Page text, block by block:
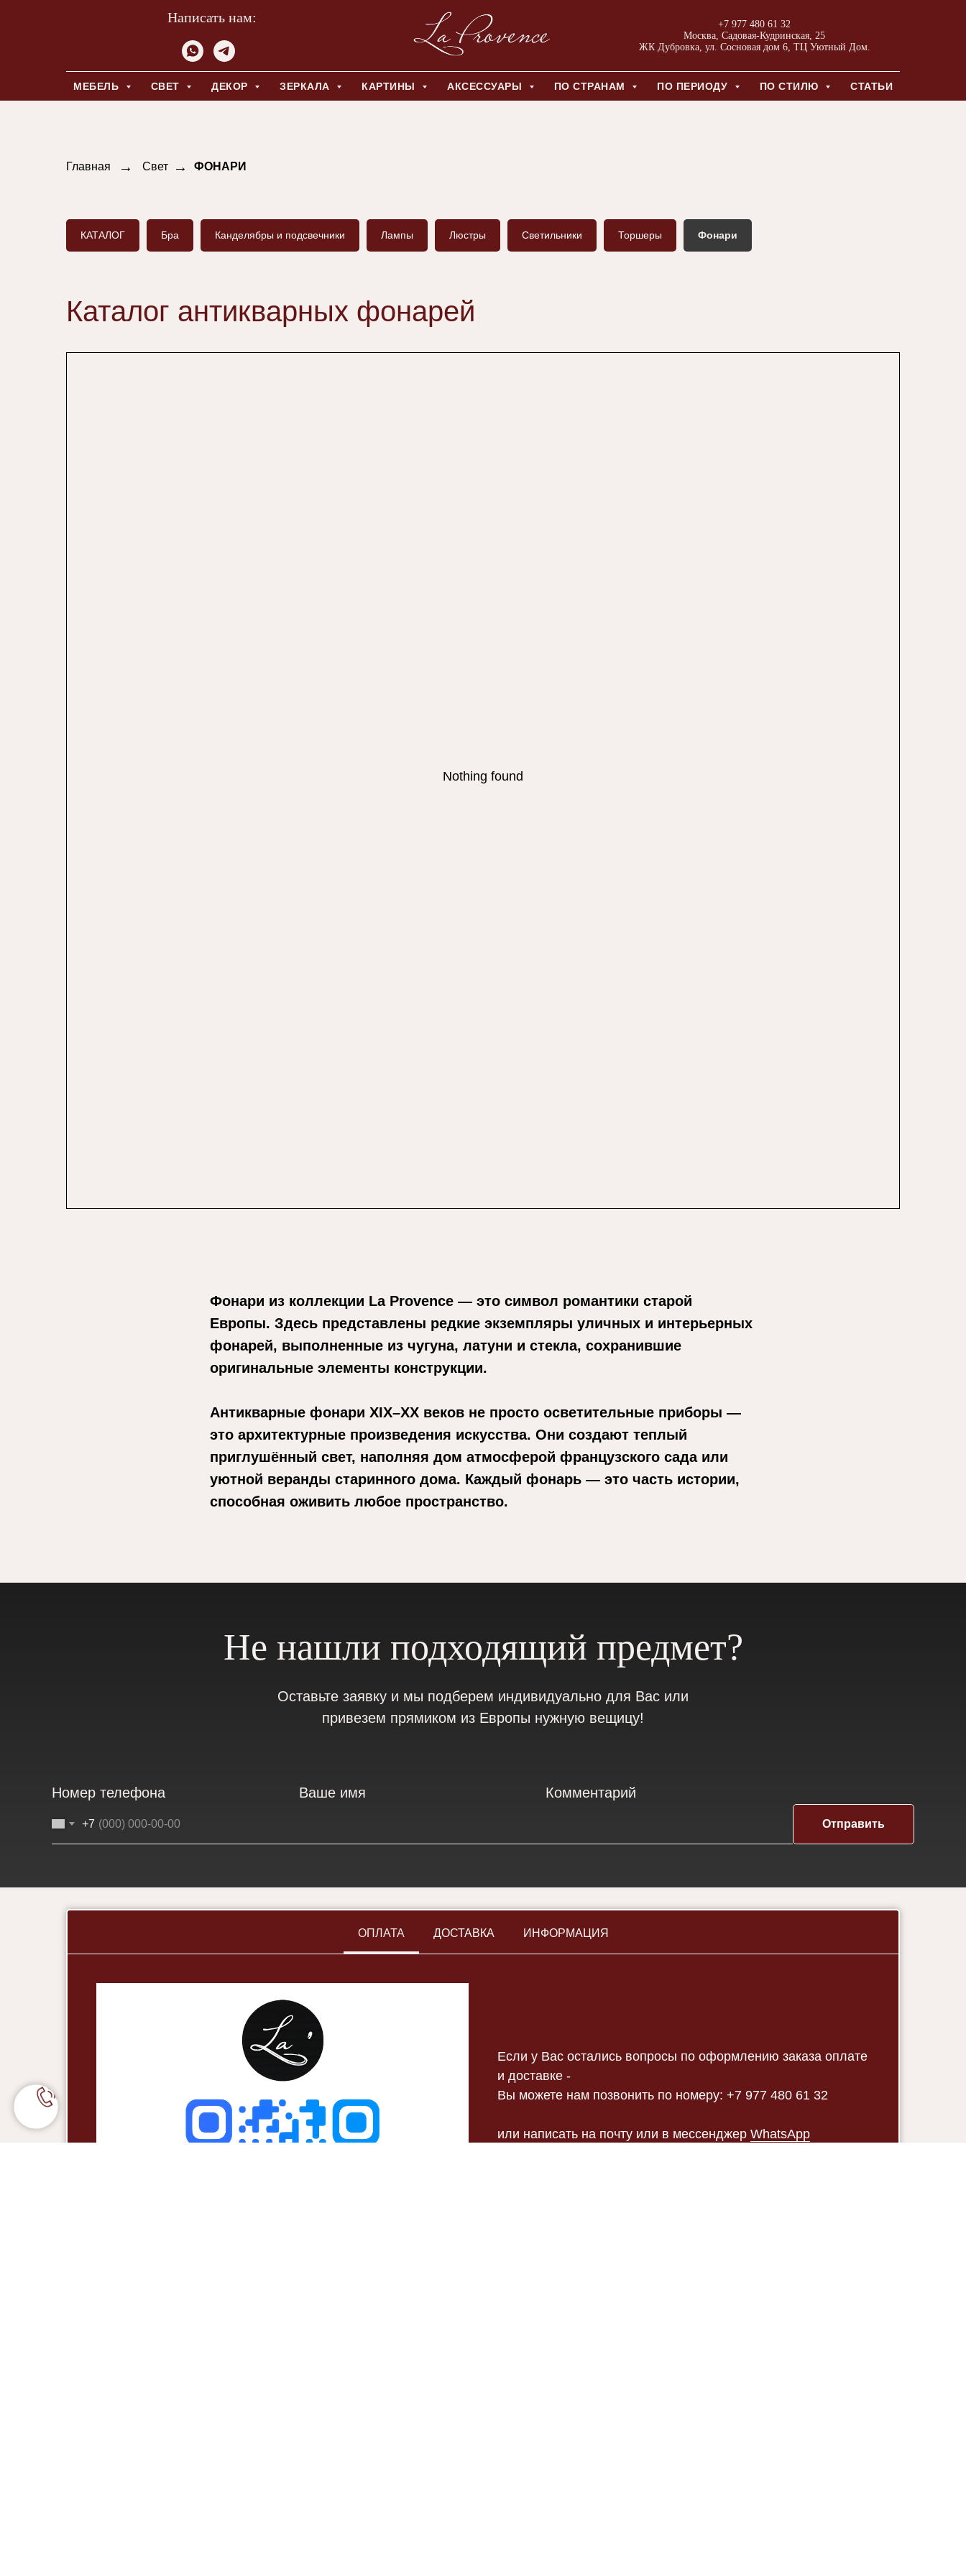
Написать нам:
+7 977 480 61 32
Москва, Садовая-Кудринская, 25
ЖК Дубровка, ул. Сосновая дом 6, ТЦ Уютный Дом.
МЕБЕЛЬ СВЕТ ДЕКОР ЗЕРКАЛА КАРТИНЫ АКСЕССУАРЫ ПО СТРАНАМ ПО ПЕРИОДУ ПО СТИЛЮ СТАТЬИ
Главная Свет ФОНАРИ
→ →
КАТАЛОГ Бра Канделябры и подсвечники Лампы Люстры Светильники Торшеры Фонари
Каталог антикварных фонарей
Nothing found
Фонари из коллекции La Provence — это символ романтики старой
Европы. Здесь представлены редкие экземпляры уличных и интерьерных
фонарей, выполненные из чугуна, латуни и стекла, сохранившие
оригинальные элементы конструкции.
Антикварные фонари XIX–XX веков не просто осветительные приборы —
это архитектурные произведения искусства. Они создают теплый
приглушённый свет, наполняя дом атмосферой французского сада или
уютной веранды старинного дома. Каждый фонарь — это часть истории,
способная оживить любое пространство.
Не нашли подходящий предмет?
Оставьте заявку и мы подберем индивидуально для Вас или
привезем прямиком из Европы нужную вещицу!
Номер телефона
+7
Ваше имя Комментарий
Отправить
ОПЛАТА ДОСТАВКА ИНФОРМАЦИЯ
Если у Вас остались вопросы по оформлению заказа оплате
и доставке -
Вы можете нам позвонить по номеру: +7 977 480 61 32
или написать на почту или в мессенджер WhatsApp